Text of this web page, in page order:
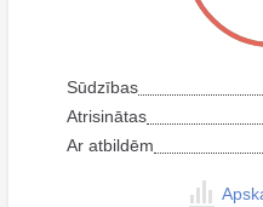
Sūdzības
Atrisinātas
Ar atbildēm